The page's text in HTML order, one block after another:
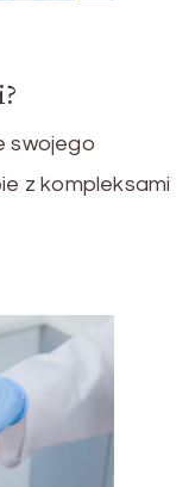
swojego
z kompleksami